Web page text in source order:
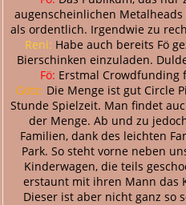
augenscheinlichen
als ordentlich. Irgendwie zu
Reni: Habe auch bereits Fö
Bierschinken einzuladen.
Fö: Erstmal Crowdfunding
Götz: Die Menge ist gut Circle
Stunde Spielzeit. Man findet
der Menge. Ab und zu
Familien, dank des leichten
Park. So steht vorne neben
Kinderwagen, die teils
erstaunt mit ihren Mann das
Dieser ist aber nicht ganz so